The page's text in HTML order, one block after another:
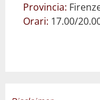
Provincia:
Orari: 17.00/